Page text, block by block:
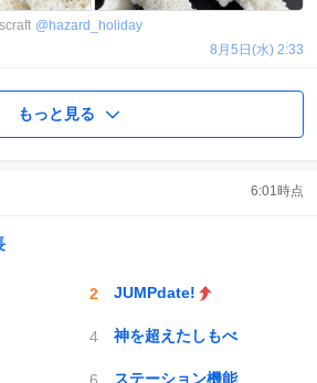
@ hazard_holiday
8月5日(水) 2:33
もっと見る
6:01時点
JUMPdate!
神を超えたしもべ
ステーション機能